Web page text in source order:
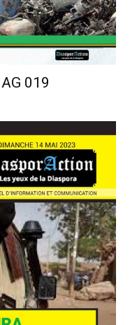
019